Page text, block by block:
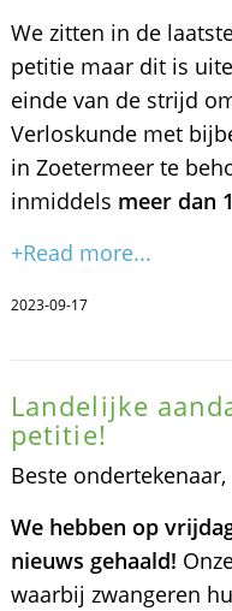
We zitten in de
petitie maar dit is
einde van de strijd
Verloskunde met
in Zoetermeer te
inmiddels meer dan
+Read more...
2023-09-17
Landelijke
petitie!
Beste ondertekenaar,
We hebben op
nieuws gehaald!
waarbij zwangeren